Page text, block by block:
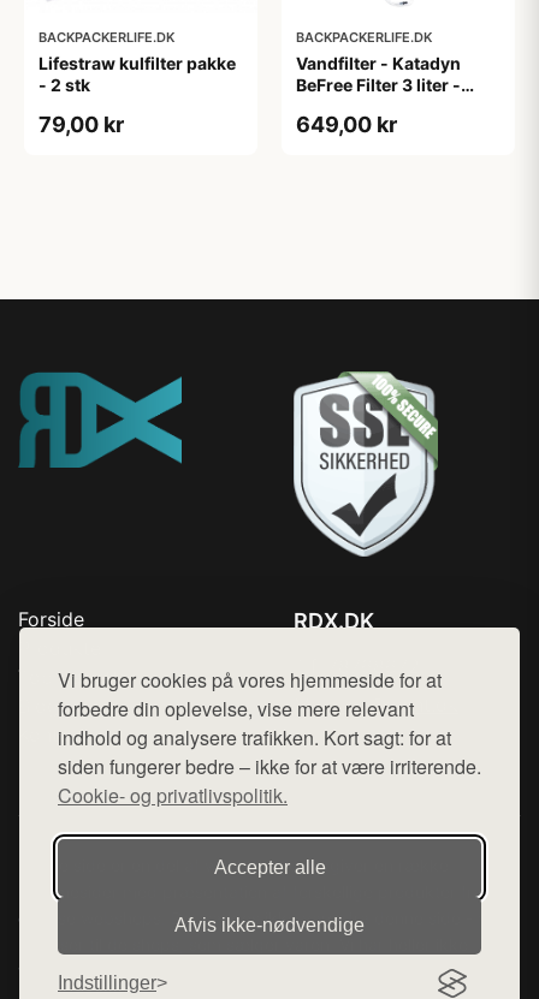
Vi bruger cookies på vores hjemmeside for at
forbedre din oplevelse, vise mere relevant
indhold og analysere trafikken. Kort sagt: for at
siden fungerer bedre – ikke for at være irriterende.
Cookie- og privatlivspolitik.
Accepter alle
Afvis ikke‑nødvendige
Indstillinger
BACKPACKERLIFE.DK
Lifestraw kulfilter pakke
- 2 stk
79,00 kr
BACKPACKERLIFE.DK
Vandfilter - Katadyn
BeFree Filter 3 liter -
649,00 kr
Forside
Top Rabatter
Blog
Kontakt
RDX.DK
Mail: hej@want.dk
Cookie- og privatlivspolitik
Denne side er en del af want.dk, der udgiver en række
hjemmesider med præsentation af forskellige produkter fra
diverse webshops. Der sælges ikke varer fra denne side - vi
henviser til de shops, som sælger varen. Vi har heller ikke
varerne på lager.